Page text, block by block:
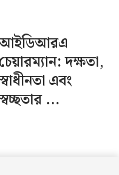
চেয়ারম্যান: দক্ষতা,
এবং
...